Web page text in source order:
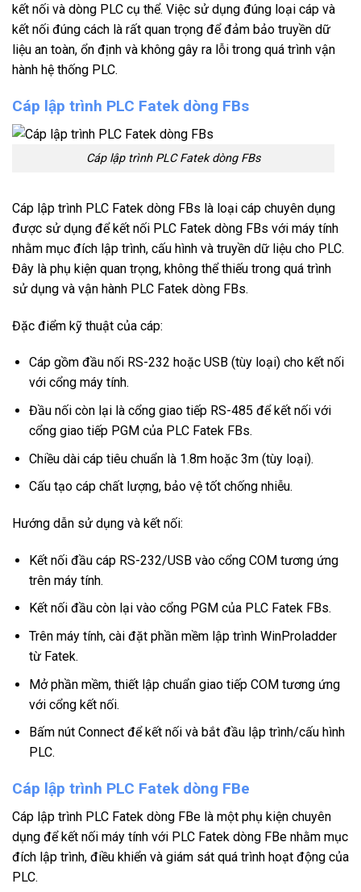
kết nối và dòng PLC cụ thể. Việc sử dụng đúng loại cáp và
kết nối đúng cách là rất quan trọng để đảm bảo truyền dữ
liệu an toàn, ổn định và không gây ra lỗi trong quá trình vận
hành hệ thống PLC.
Cáp lập trình PLC Fatek dòng FBs
Cáp lập trình PLC Fatek dòng FBs
Cáp lập trình PLC Fatek dòng FBs là loại cáp chuyên dụng
được sử dụng để kết nối PLC Fatek dòng FBs với máy tính
nhằm mục đích lập trình, cấu hình và truyền dữ liệu cho PLC.
Đây là phụ kiện quan trọng, không thể thiếu trong quá trình
sử dụng và vận hành PLC Fatek dòng FBs.
Đặc điểm kỹ thuật của cáp:
Cáp gồm đầu nối RS-232 hoặc USB (tùy loại) cho kết nối
với cổng máy tính.
Đầu nối còn lại là cổng giao tiếp RS-485 để kết nối với
cổng giao tiếp PGM của PLC Fatek FBs.
Chiều dài cáp tiêu chuẩn là 1.8m hoặc 3m (tùy loại).
Cấu tạo cáp chất lượng, bảo vệ tốt chống nhiễu.
Hướng dẫn sử dụng và kết nối:
Kết nối đầu cáp RS-232/USB vào cổng COM tương ứng
trên máy tính.
Kết nối đầu còn lại vào cổng PGM của PLC Fatek FBs.
Trên máy tính, cài đặt phần mềm lập trình WinProladder
từ Fatek.
Mở phần mềm, thiết lập chuẩn giao tiếp COM tương ứng
với cổng kết nối.
Bấm nút Connect để kết nối và bắt đầu lập trình/cấu hình
PLC.
Cáp lập trình PLC Fatek dòng FBe
Cáp lập trình PLC Fatek dòng FBe là một phụ kiện chuyên
dụng để kết nối máy tính với PLC Fatek dòng FBe nhằm mục
đích lập trình, điều khiển và giám sát quá trình hoạt động của
PLC.